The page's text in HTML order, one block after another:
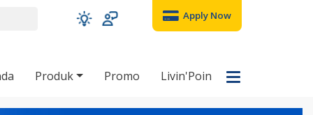
Apply Now
Produk Promo Livin'Poin